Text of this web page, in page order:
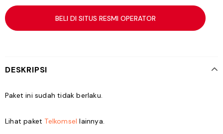
BELI DI SITUS RESMI OPERATOR
DESKRIPSI
Paket ini sudah tidak berlaku.
Lihat paket Telkomsel lainnya.